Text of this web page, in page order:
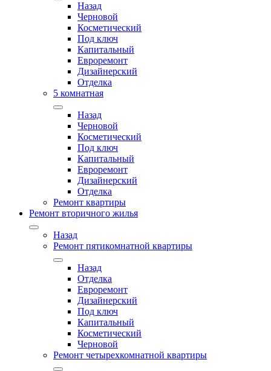
Назад
Черновой
Косметический
Под ключ
Капитальный
Евроремонт
Дизайнерский
Отделка
5 комнатная
Назад
Черновой
Косметический
Под ключ
Капитальный
Евроремонт
Дизайнерский
Отделка
Ремонт квартиры
Ремонт вторичного жилья
Назад
Ремонт пятикомнатной квартиры
Назад
Отделка
Евроремонт
Дизайнерский
Под ключ
Капитальный
Косметический
Черновой
Ремонт четырехкомнатной квартиры